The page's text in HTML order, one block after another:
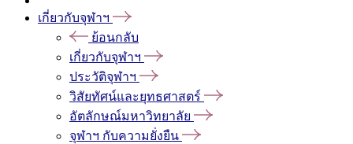
เกี่ยวกับจุฬาฯ
ย้อนกลับ
เกี่ยวกับจุฬาฯ
ประวัติจุฬาฯ
วิสัยทัศน์และยุทธศาสตร์
อัตลักษณ์มหาวิทยาลัย
จุฬาฯ กับความยั่งยืน